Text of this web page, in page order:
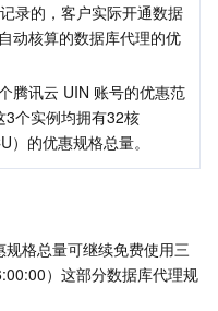
录的，客户实际开通数据
动核算的数据库代理的优
腾讯云 UIN 账号的优惠范
3个实例均拥有32核
）的优惠规格总量。
格总量可继续免费使用三
）这部分数据库代理规